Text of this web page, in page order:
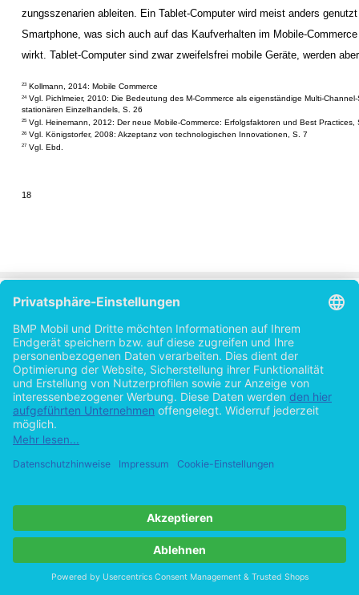
18
zungsszenarien ableiten. Ein Tablet-Computer wird meist anders
Smartphone, was sich auch auf das Kaufverhalten im Mobile-
wirkt. Tablet-Computer sind zwar zweifelsfrei mobile Geräte, werden aber
23 Kollmann, 2014: Mobile Commerce
24 Vgl. Pichlmeier, 2010: Die Bedeutung des M-Commerce als eigenständige Multi-
stationären Einzelhandels, S. 26
25 Vgl. Heinemann, 2012: Der neue Mobile-Commerce: Erfolgsfaktoren und Best Practices,
26 Vgl. Königstorfer, 2008: Akzeptanz von technologischen Innovationen, S. 7
27 Vgl. Ebd.
überwiegend zuhause von einer oder mehr Personen genutzt. Ein
hingegen ist durch seine Größe mobiler als ein Tablet-Computer und in
gel personengebunden sowie ein ständiger Begleiter.
2.3 Entwicklung des Mobile-Commerce
Wireless Application Protocols (WAP-Standard) im Jahr 1997 möglich.
genommen handelte es sich dabei nicht um das Internet, wie es von
Computern aus erreichbar ist, sondern um speziell für Mobiltelefone
te Seiten mit Text- und Bildinhalt.
Die Datenraten bei WAP lagen